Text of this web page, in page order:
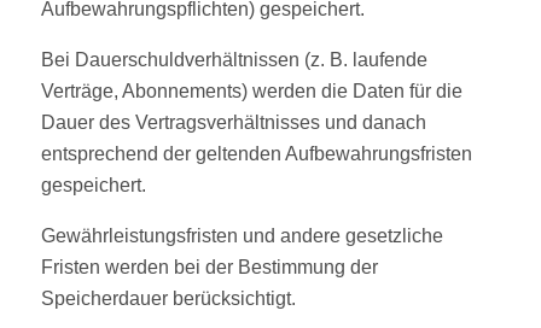
Aufbewahrungspflichten) gespeichert.
Bei Dauerschuldverhältnissen (z. B. laufende
Verträge, Abonnements) werden die Daten für die
Dauer des Vertragsverhältnisses und danach
entsprechend der geltenden Aufbewahrungsfristen
gespeichert.
Gewährleistungsfristen und andere gesetzliche
Fristen werden bei der Bestimmung der
Speicherdauer berücksichtigt.